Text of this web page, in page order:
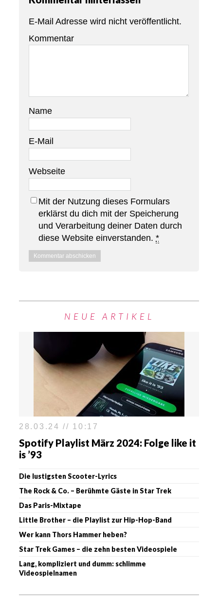
E-Mail Adresse wird nicht veröffentlicht.
Kommentar
Name
E-Mail
Webseite
Mit der Nutzung dieses Formulars
erklärst du dich mit der Speicherung
und Verarbeitung deiner Daten durch
diese Website einverstanden. *
NEUE ARTIKEL
28.03.24 // 10:17
Spotify Playlist März 2024: Folge like it
is ’93
Die lustigsten Scooter-Lyrics
The Rock & Co. – Berühmte Gäste in Star Trek
Das Paris-Mixtape
Little Brother – die Playlist zur Hip-Hop-Band
Wer kann Thors Hammer heben?
Star Trek Games – die zehn besten Videospiele
Lang, kompliziert und dumm: schlimme
Videospielnamen